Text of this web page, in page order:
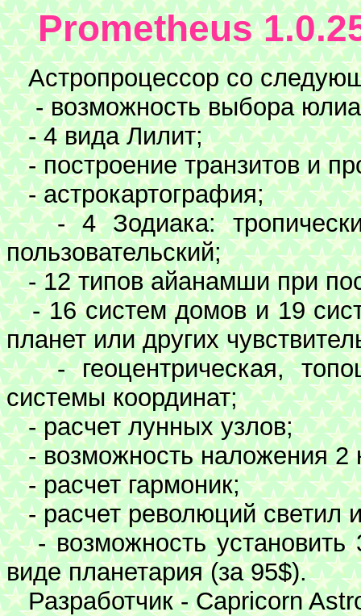
Prometheus
Астропроцессор со
- возможность выбора
- 4 вида Лилит;
- построение транзитов и
- астрокартография;
- 4 Зодиака:
пользовательский;
- 12 типов айанамши при
- 16 систем домов и 19
планет или других
- геоцентрическая,
системы координат;
- расчет лунных узлов;
- возможность наложения 2
- расчет гармоник;
- расчет революций светил
- возможность установить
виде планетария (за 95$).
Разработчик - Сapricorn